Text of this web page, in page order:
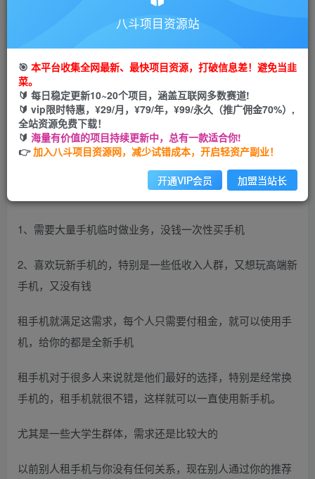
会员专属资源
您暂无购买权限，请先开通会员
开通会员
租赁手机大部分佣金都在400左右，这项目可以满足很多群
1、需要大量手机临时做业务，没钱一次性买手机
2、喜欢玩新手机的，特别是一些低收入人群，又想玩高端新
手机，又没有钱
租手机就满足这需求，每个人只需要付租金，就可以使用手
机，给你的都是全新手机
租手机对于很多人来说就是他们最好的选择，特别是经常换
手机的，租手机就很不错，这样就可以一直使用新手机。
尤其是一些大学生群体，需求还是比较大的
以前别人租手机与你没有任何关系，现在别人通过你的推荐
八斗项目资源站
🎯 本平台收集全网最新、最快项目资源，打破信息差！避免当韭
菜。
🔰 每日稳定更新10~20个项目，涵盖互联网多数赛道!
🔰 vip限时特惠，¥29/月，¥79/年，¥99/永久（推广佣金70%）,
全站资源免费下载！
🔰 海量有价值的项目持续更新中，总有一款适合你!
👉加入八斗项目资源网，减少试错成本，开启轻资产副业！
开通VIP会员 加盟当站长